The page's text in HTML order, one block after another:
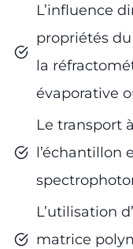
L’influence
propriétés
la
évaporative
Le transport
l’échantillon
L’utilisation
matrice